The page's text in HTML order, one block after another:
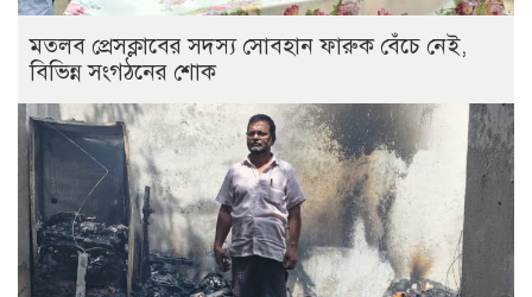
মতলব প্রেসক্লাবের সদস্য সোবহান ফারুক বেঁচে নেই,
বিভিন্ন সংগঠনের শোক